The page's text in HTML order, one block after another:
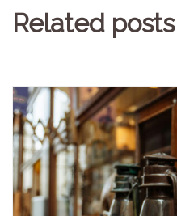
Related posts